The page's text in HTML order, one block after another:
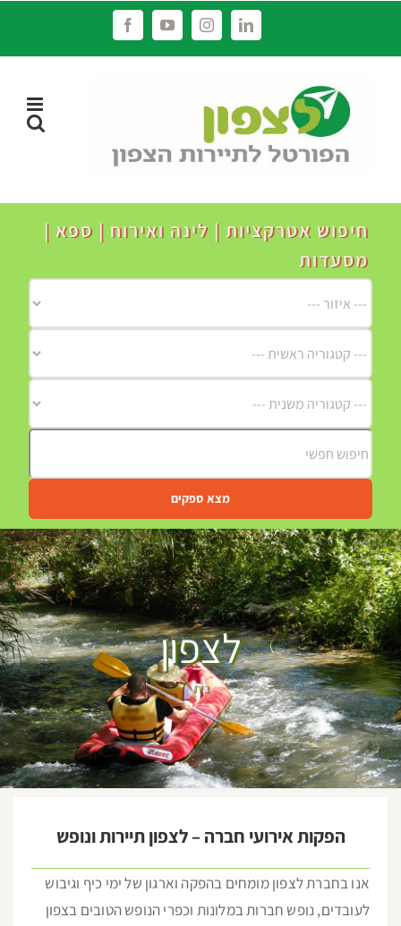
LinkedIn
Instagram
YouTube
Facebook
חיפוש אטרקציות | לינה ואירוח | ספא |
מסעדות
מצא ספקים
לצפון
בית
הפקות אירועי חברה – לצפון תיירות ונופש
אנו בחברת לצפון מומחים בהפקה וארגון של ימי כיף וגיבוש
לעובדים, נופש חברות במלונות וכפרי הנופש הטובים בצפון